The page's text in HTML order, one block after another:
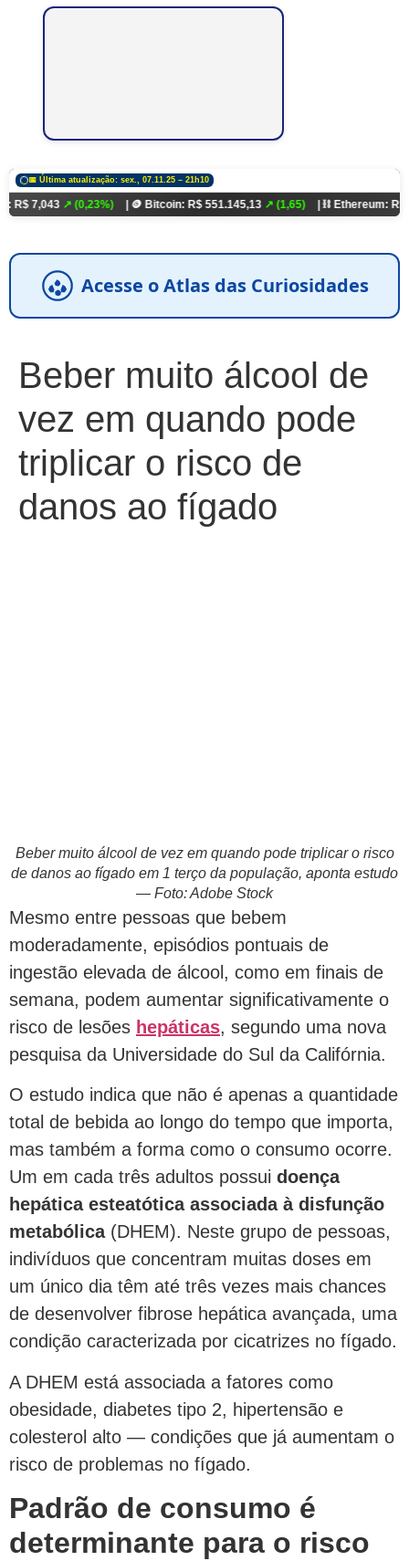
📅 Última atualização: sex., 07.11.25 – 21h10
↗ (0,23%) | 🪙 Bitcoin: R$ 551.145,13↗ (1,65) | ⛓️ Ethereum: R$ 18.321,93
Acesse o Atlas das Curiosidades
Beber muito álcool de
vez em quando pode
triplicar o risco de
danos ao fígado
Beber muito álcool de vez em quando pode triplicar o risco
de danos ao fígado em 1 terço da população, aponta estudo
— Foto: Adobe Stock
Mesmo entre pessoas que bebem
moderadamente, episódios pontuais de
ingestão elevada de álcool, como em finais de
semana, podem aumentar significativamente o
risco de lesões hepáticas, segundo uma nova
pesquisa da Universidade do Sul da Califórnia.
O estudo indica que não é apenas a quantidade
total de bebida ao longo do tempo que importa,
mas também a forma como o consumo ocorre.
Um em cada três adultos possui doença
hepática esteatótica associada à disfunção
metabólica(DHEM). Neste grupo de pessoas,
indivíduos que concentram muitas doses em
um único dia têm até três vezes mais chances
de desenvolver fibrose hepática avançada, uma
condição caracterizada por cicatrizes no fígado.
A DHEM está associada a fatores como
obesidade, diabetes tipo 2, hipertensão e
colesterol alto — condições que já aumentam o
risco de problemas no fígado.
Padrão de consumo é
determinante para o risco